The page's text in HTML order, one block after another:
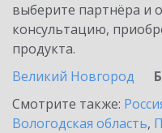
выберите партнёра и
консультацию,
продукта.
Великий Новгород
Смотрите также:
Вологодская область,